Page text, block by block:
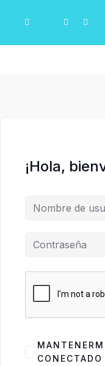
¡Hola,
CONECTADO